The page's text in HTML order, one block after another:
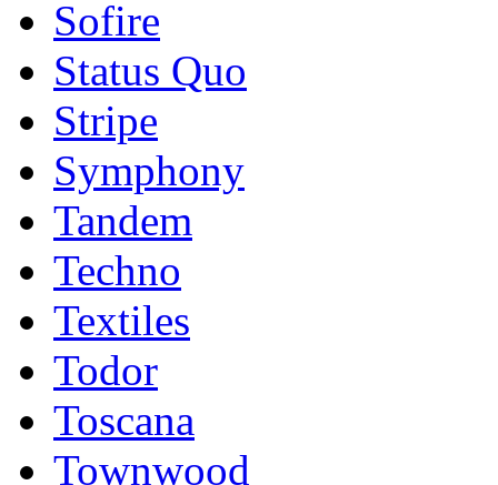
Sofire
Status Quo
Stripe
Symphony
Tandem
Techno
Textiles
Todor
Toscana
Townwood